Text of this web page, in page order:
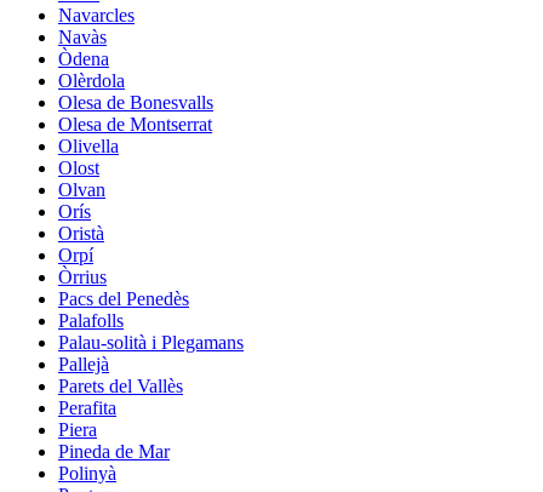
Navarcles
Navàs
Òdena
Olèrdola
Olesa de Bonesvalls
Olesa de Montserrat
Olivella
Olost
Olvan
Orís
Oristà
Orpí
Òrrius
Pacs del Penedès
Palafolls
Palau-solità i Plegamans
Pallejà
Parets del Vallès
Perafita
Piera
Pineda de Mar
Polinyà